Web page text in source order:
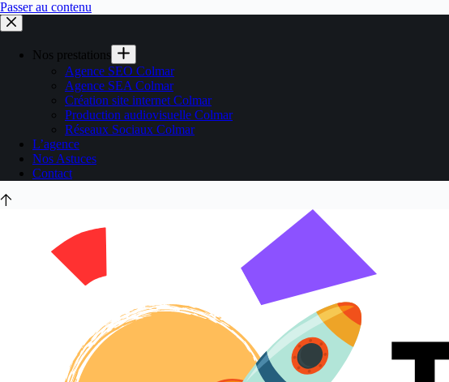
Passer au contenu
Nos prestations
Agence SEO Colmar
Agence SEA Colmar
Création site internet Colmar
Production audiovisuelle Colmar
Réseaux Sociaux Colmar
L’agence
Nos Astuces
Contact